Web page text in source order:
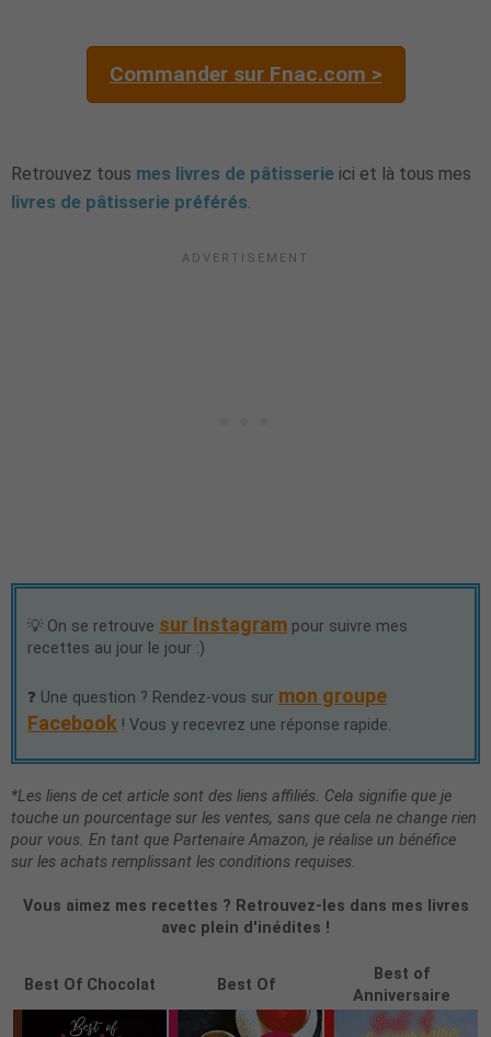
Commander sur Fnac.com >
Retrouvez tous mes livres de pâtisserie ici et là tous mes
livres de pâtisserie préférés.
💡 On se retrouve sur Instagram pour suivre mes
recettes au jour le jour :)
❓ Une question ? Rendez-vous sur mon groupe
Facebook ! Vous y recevrez une réponse rapide.
*Les liens de cet article sont des liens affiliés. Cela signifie que je
touche un pourcentage sur les ventes, sans que cela ne change rien
pour vous. En tant que Partenaire Amazon, je réalise un bénéfice
sur les achats remplissant les conditions requises.
Vous aimez mes recettes ? Retrouvez-les dans mes livres
avec plein d'inédites !
Best Of Chocolat Best Of
Best of
Anniversaire